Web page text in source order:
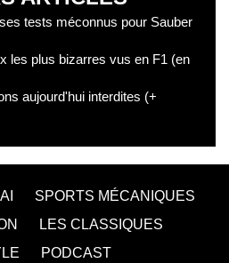
tests méconnus pour Sauber
les plus bizarres vus en F1 (en
aujourd'hui interdites (+
SPORTS MÉCANIQUES
LES CLASSIQUES
PODCAST